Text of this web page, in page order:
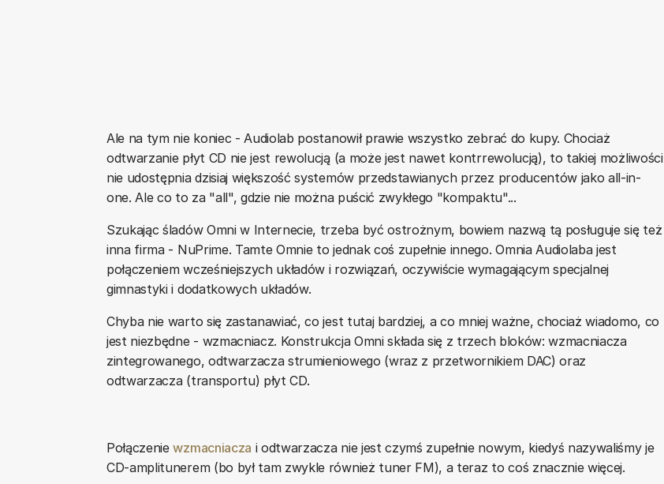
Ale na tym nie koniec - Audiolab postanowił prawie wszystko zebrać do kupy. Chociaż
odtwarzanie płyt CD nie jest rewolucją (a może jest nawet kontrrewolucją), to takiej możliwości
nie udostępnia dzisiaj większość systemów przedstawianych przez producentów jako all-in-
one. Ale co to za "all", gdzie nie można puścić zwykłego "kompaktu"...
Szukając śladów Omni w Internecie, trzeba być ostrożnym, bowiem nazwą tą posługuje się też
inna firma - NuPrime. Tamte Omnie to jednak coś zupełnie innego. Omnia Audiolaba jest
połączeniem wcześniejszych układów i rozwiązań, oczywiście wymagającym specjalnej
gimnastyki i dodatkowych układów.
Chyba nie warto się zastanawiać, co jest tutaj bardziej, a co mniej ważne, chociaż wiadomo, co
jest niezbędne - wzmacniacz. Konstrukcja Omni składa się z trzech bloków: wzmacniacza
zintegrowanego, odtwarzacza strumieniowego (wraz z przetwornikiem DAC) oraz
odtwarzacza (transportu) płyt CD.
Połączeniewzmacniacza i odtwarzacza nie jest czymś zupełnie nowym, kiedyś nazywaliśmy je
CD-amplitunerem (bo był tam zwykle również tuner FM), a teraz to coś znacznie więcej.